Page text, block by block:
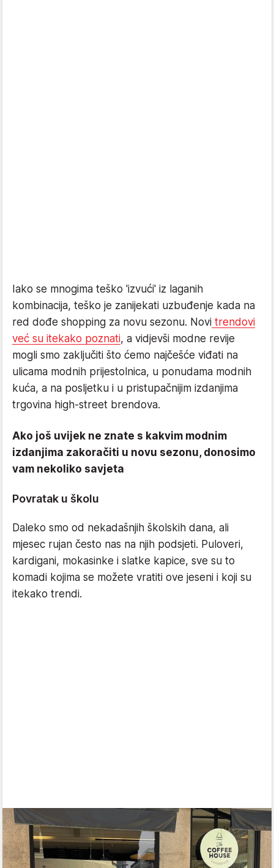
Iako se mnogima teško 'izvući' iz laganih
kombinacija, teško je zanijekati uzbuđenje kada na
red dođe shopping za novu sezonu. Novi trendovi
već su itekako poznati, a vidjevši modne revije
mogli smo zaključiti što ćemo najčešće viđati na
ulicama modnih prijestolnica, u ponudama modnih
kuća, a na posljetku i u pristupačnijim izdanjima
trgovina high-street brendova.
Ako još uvijek ne znate s kakvim modnim
izdanjima zakoračiti u novu sezonu, donosimo
vam nekoliko savjeta
Povratak u školu
Daleko smo od nekadašnjih školskih dana, ali
mjesec rujan često nas na njih podsjeti. Puloveri,
kardigani, mokasinke i slatke kapice, sve su to
komadi kojima se možete vratiti ove jeseni i koji su
itekako trendi.